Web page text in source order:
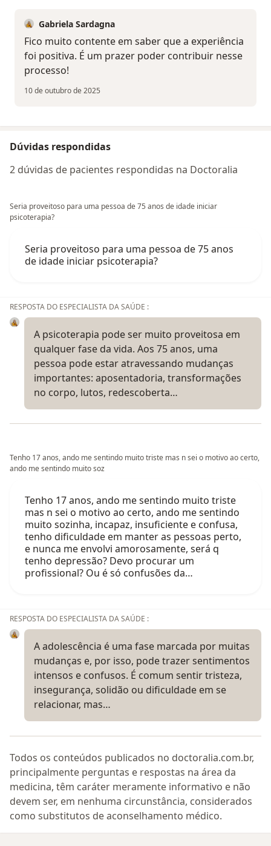
Gabriela Sardagna
Fico muito contente em saber que a experiência
foi positiva. É um prazer poder contribuir nesse
processo!
10 de outubro de 2025
Dúvidas respondidas
2 dúvidas de pacientes respondidas na Doctoralia
Seria proveitoso para uma pessoa de 75 anos de idade iniciar
psicoterapia?
Seria proveitoso para uma pessoa de 75 anos
de idade iniciar psicoterapia?
RESPOSTA DO ESPECIALISTA DA SAÚDE :
A psicoterapia pode ser muito proveitosa em
qualquer fase da vida. Aos 75 anos, uma
pessoa pode estar atravessando mudanças
importantes: aposentadoria, transformações
no corpo, lutos, redescoberta…
Tenho 17 anos, ando me sentindo muito triste mas n sei o motivo ao certo,
ando me sentindo muito soz
Tenho 17 anos, ando me sentindo muito triste
mas n sei o motivo ao certo, ando me sentindo
muito sozinha, incapaz, insuficiente e confusa,
tenho dificuldade em manter as pessoas perto,
e nunca me envolvi amorosamente, será q
tenho depressão? Devo procurar um
profissional? Ou é só confusões da…
RESPOSTA DO ESPECIALISTA DA SAÚDE :
A adolescência é uma fase marcada por muitas
mudanças e, por isso, pode trazer sentimentos
intensos e confusos. É comum sentir tristeza,
insegurança, solidão ou dificuldade em se
relacionar, mas…
Todos os conteúdos publicados no doctoralia.com.br,
principalmente perguntas e respostas na área da
medicina, têm caráter meramente informativo e não
devem ser, em nenhuma circunstância, considerados
como substitutos de aconselhamento médico.